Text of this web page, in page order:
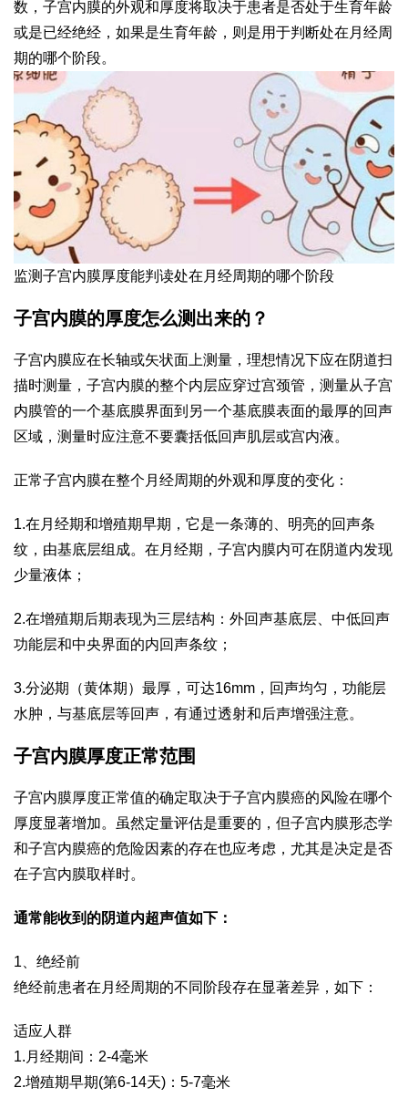
数，子宫内膜的外观和厚度将取决于患者是否处于生育年龄
或是已经绝经，如果是生育年龄，则是用于判断处在月经周
期的哪个阶段。
监测子宫内膜厚度能判读处在月经周期的哪个阶段
子宫内膜的厚度怎么测出来的？
子宫内膜应在长轴或矢状面上测量，理想情况下应在阴道扫
描时测量，子宫内膜的整个内层应穿过宫颈管，测量从子宫
内膜管的一个基底膜界面到另一个基底膜表面的最厚的回声
区域，测量时应注意不要囊括低回声肌层或宫内液。
正常子宫内膜在整个月经周期的外观和厚度的变化：
1.在月经期和增殖期早期，它是一条薄的、明亮的回声条
纹，由基底层组成。在月经期，子宫内膜内可在阴道内发现
少量液体；
2.在增殖期后期表现为三层结构：外回声基底层、中低回声
功能层和中央界面的内回声条纹；
3.分泌期（黄体期）最厚，可达16mm，回声均匀，功能层
水肿，与基底层等回声，有通过透射和后声增强注意。
子宫内膜厚度正常范围
子宫内膜厚度正常值的确定取决于子宫内膜癌的风险在哪个
厚度显著增加。虽然定量评估是重要的，但子宫内膜形态学
和子宫内膜癌的危险因素的存在也应考虑，尤其是决定是否
在子宫内膜取样时。
通常能收到的阴道内超声值如下：
1、绝经前
绝经前患者在月经周期的不同阶段存在显著差异，如下：
适应人群
1.月经期间：2-4毫米
2.增殖期早期(第6-14天)：5-7毫米